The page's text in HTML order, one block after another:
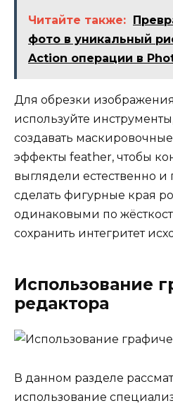
Читайте также:
фото в уникальный
Action операции в
Для обрезки
используйте
создавать
эффекты feather, чтобы
выглядели естественно
сделать фигурные края
одинаковыми по
сохранить интегритет
Использование
редактора
В данном разделе
использование